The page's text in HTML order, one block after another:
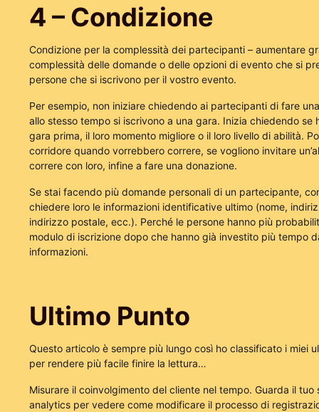
4 – Condizione
Condizione per la complessità dei partecipanti – aumentare
complessità delle domande o delle opzioni di evento che si
persone che si iscrivono per il vostro evento.
Per esempio, non iniziare chiedendo ai partecipanti di fare
allo stesso tempo si iscrivono a una gara. Inizia chiedendo se
gara prima, il loro momento migliore o il loro livello di abilità.
corridore quando vorrebbero correre, se vogliono invitare
correre con loro, infine a fare una donazione.
Se stai facendo più domande personali di un partecipante,
chiedere loro le informazioni identificative ultimo (nome,
indirizzo postale, ecc.). Perché le persone hanno più
modulo di iscrizione dopo che hanno già investito più tempo
informazioni.
Ultimo Punto
Questo articolo è sempre più lungo così ho classificato i miei
per rendere più facile finire la lettura…
Misurare il coinvolgimento del cliente nel tempo. Guarda il tuo
analytics per vedere come modificare il processo di